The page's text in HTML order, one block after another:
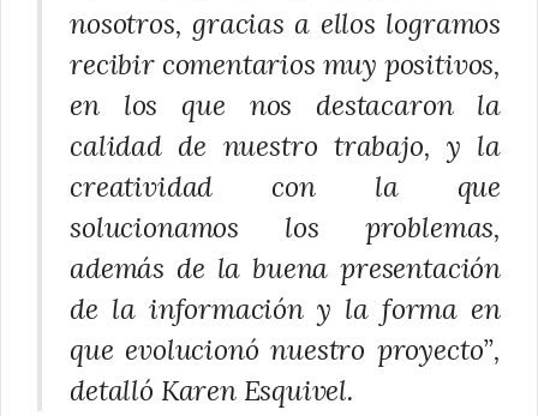
nosotros, gracias a ellos logramos
recibir comentarios muy positivos,
en los que nos destacaron la
calidad de nuestro trabajo, y la
creatividad con la que
solucionamos los problemas,
además de la buena presentación
de la información y la forma en
que evolucionó nuestro proyecto”,
detalló Karen Esquivel.